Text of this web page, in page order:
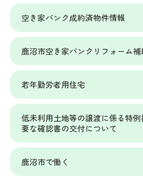
空き家バンク成約済物件情報
鹿沼市空き家バンクリフォーム
若年勤労者用住宅
低未利用土地等の譲渡に係る特
要な確認書の交付について
鹿沼市で働く